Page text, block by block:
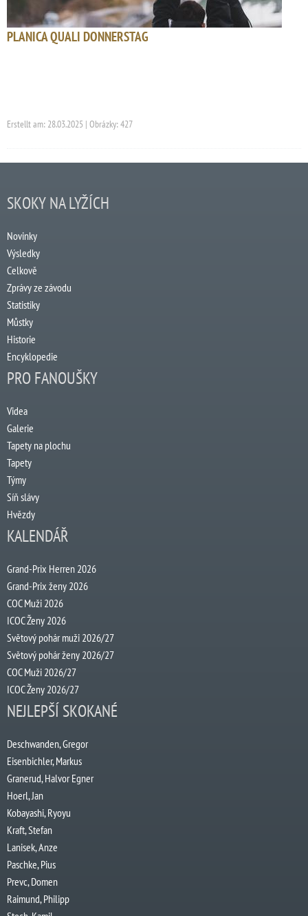
PLANICA QUALI DONNERSTAG
Erstellt am: 28.03.2025 | Obrázky: 427
SKOKY NA LYŽÍCH
Novinky
Výsledky
Celkově
Zprávy ze závodu
Statistiky
Můstky
Historie
Encyklopedie
PRO FANOUŠKY
Videa
Galerie
Tapety na plochu
Tapety
Týmy
Síň slávy
Hvězdy
KALENDÁŘ
Grand-Prix Herren 2026
Grand-Prix ženy 2026
COC Muži 2026
ICOC Ženy 2026
Světový pohár muži 2026/27
Světový pohár ženy 2026/27
COC Muži 2026/27
ICOC Ženy 2026/27
NEJLEPŠÍ SKOKANÉ
Deschwanden, Gregor
Eisenbichler, Markus
Granerud, Halvor Egner
Hoerl, Jan
Kobayashi, Ryoyu
Kraft, Stefan
Lanisek, Anze
Paschke, Pius
Prevc, Domen
Raimund, Philipp